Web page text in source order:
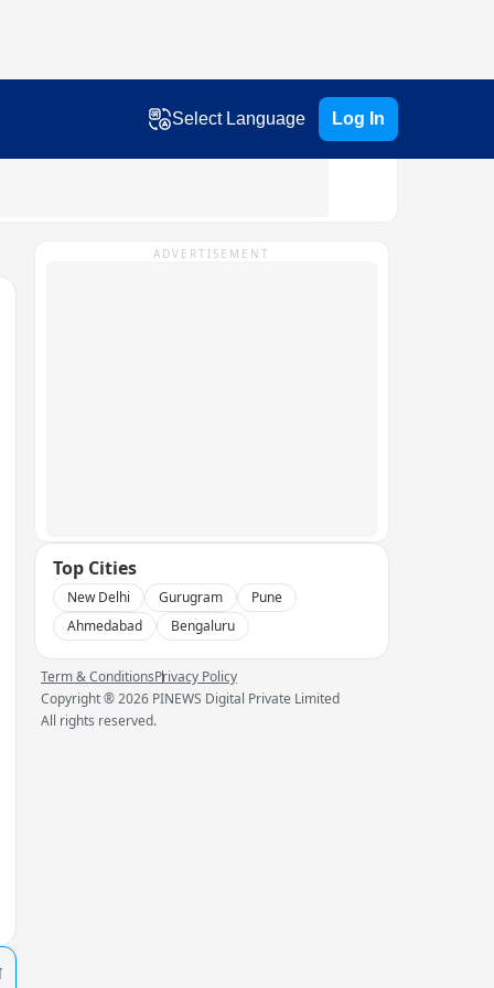
Select Language Log In
ADVERTISEMENT
Top Cities
New Delhi Gurugram
Pune
Ahmedabad
Bengaluru
Term & ConditionsPrivacy Policy
Copyright ®2026 PINEWS Digital Private Limited
All rights reserved.